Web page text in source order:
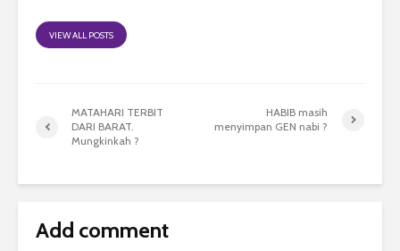
VIEW ALL POSTS
MATAHARI TERBIT
DARI BARAT.
Mungkinkah ?
HABIB masih
menyimpan GEN nabi ?
Add comment